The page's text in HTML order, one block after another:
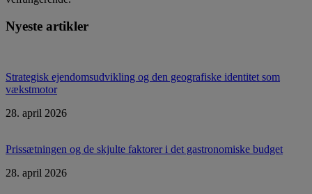
Nyeste artikler
Strategisk ejendomsudvikling og den geografiske identitet som
vækstmotor
28. april 2026
Prissætningen og de skjulte faktorer i det gastronomiske budget
28. april 2026